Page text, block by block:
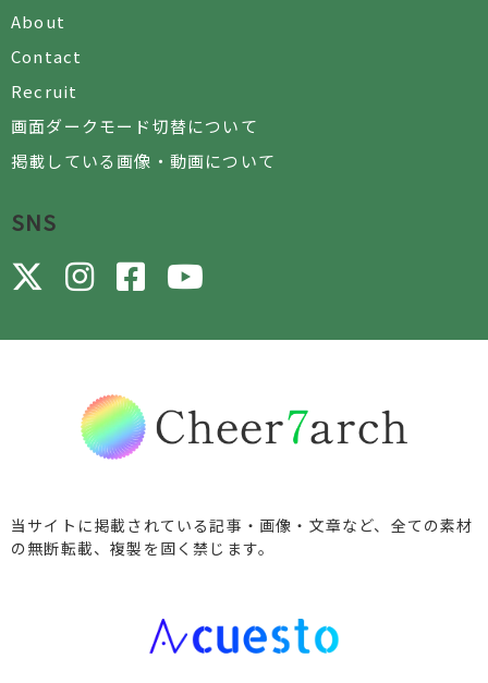
About
Contact
Recruit
画面ダークモード切替について
掲載している画像・動画について
SNS
当サイトに掲載されている記事・画像・文章など、全ての素材
の無断転載、複製を固く禁じます。